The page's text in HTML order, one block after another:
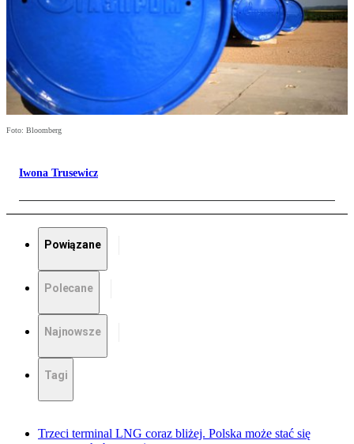
Foto: Bloomberg
Iwona Trusewicz
Powiązane
Polecane
Najnowsze
Tagi
Trzeci terminal LNG coraz bliżej. Polska może stać się